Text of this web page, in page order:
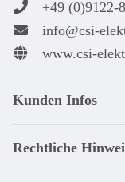
+49 (0)9122-
info@csi-
www.csi-
Kunden Infos
Rechtliche